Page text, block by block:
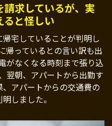
求しているが、実
ると怪しい
宅していることが判明し
帰っているとの言い訳も出
がなくなる時刻まで張り込
翌朝、アパートから出勤す
アパートからの交通費の
しました。